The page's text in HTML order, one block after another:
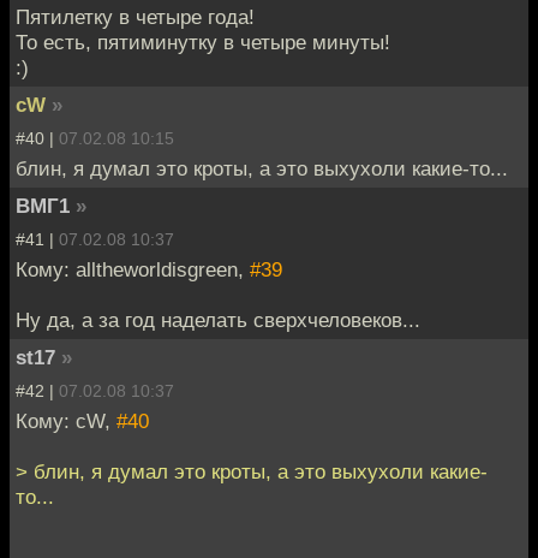
Пятилетку в четыре года!
То есть, пятиминутку в четыре минуты!
:)
cW »
#40 | 07.02.08 10:15
блин, я думал это кроты, а это выхухоли какие-то...
ВМГ1 »
#41 | 07.02.08 10:37
Кому: alltheworldisgreen, #39
Ну да, а за год наделать сверхчеловеков...
st17 »
#42 | 07.02.08 10:37
Кому: cW, #40
> блин, я думал это кроты, а это выхухоли какие-
то...